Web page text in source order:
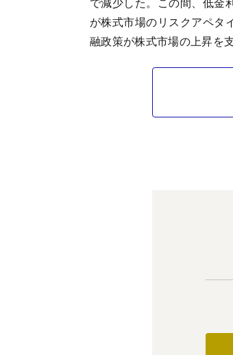
が株式市場のリスクアペタ
融政策が株式市場の上昇を